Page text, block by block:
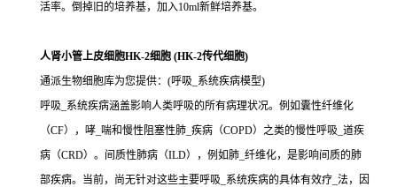
活率。倒掉旧的培养基，加入10ml新鲜培养基。
人肾小管上皮细胞HK-2细胞 (HK-2传代细胞)
通派生物细胞库为您提供：(呼吸_系统疾病模型)
呼吸_系统疾病涵盖影响人类呼吸的所有病理状况。例如囊性纤维化
（CF），哮_喘和慢性阻塞性肺_疾病（COPD）之类的慢性呼吸_道疾
病（CRD）。间质性肺病（ILD），例如肺_纤维化，是影响间质的肺
部疾病。当前，尚无针对这些主要呼吸_系统疾病的具体有效疗_法，因